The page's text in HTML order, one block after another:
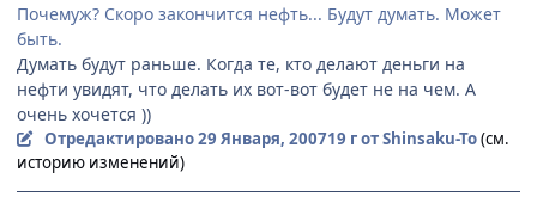
Почемуж? Скоро закончится нефть... Будут думать. Может
быть.
Думать будут раньше. Когда те, кто делают деньги на
нефти увидят, что делать их вот-вот будет не на чем. А
очень хочется ))
Отредактировано29 Января, 200719 гот Shinsaku-To(см.
историю изменений)